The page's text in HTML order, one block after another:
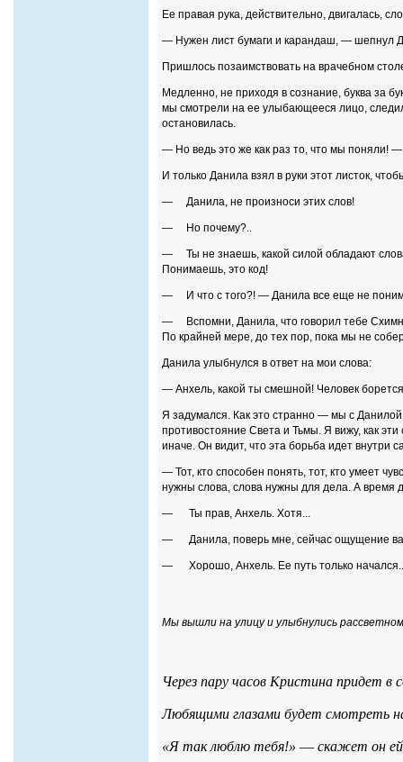
Ее правая рука, действительно, двигалась,
— Нужен лист бумаги и карандаш, — шепнул
Пришлось позаимствовать на врачебном
Медленно, не приходя в сознание, буква за
мы смотрели на ее улыбающееся лицо,
остановилась.
— Но ведь это же как раз то, что мы поняли!
И только Данила взял в руки этот листок,
— Данила, не произноси этих слов!
— Но почему?..
— Ты не знаешь, какой силой обладают
Понимаешь, это код!
— И что с того?! — Данила все еще не
— Вспомни, Данила, что говорил тебе
По крайней мере, до тех пор, пока мы не
Данила улыбнулся в ответ на мои слова:
— Анхель, какой ты смешной! Человек
Я задумался. Как это странно — мы с
противостояние Света и Тьмы. Я вижу, как
иначе. Он видит, что эта борьба идет внутри
— Тот, кто способен понять, тот, кто умеет
нужны слова, слова нужны для дела. А время
— Ты прав, Анхель. Хотя...
— Данила, поверь мне, сейчас ощущение
— Хорошо, Анхель. Ее путь только
Мы вышли на улицу и улыбнулись
Через пару часов Кристина придет в
Любящими глазами будет смотреть
«Я так люблю тебя!» — скажет он